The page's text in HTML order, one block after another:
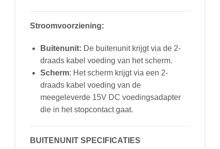
Stroomvoorziening:
Buitenunit: De buitenunit krijgt via de 2-
draads kabel voeding van het scherm.
Scherm: Het scherm krijgt via een 2-
draads kabel voeding van de
meegeleverde 15V DC voedingsadapter
die in het stopcontact gaat.
BUITENUNIT SPECIFICATIES